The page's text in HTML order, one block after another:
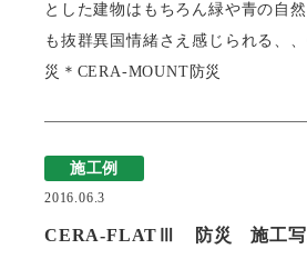
とした建物はもちろん緑や青の自
も抜群異国情緒さえ感じられる、
災＊CERA-MOUNT防災
施工例
2016.06.3
CERA-FLATⅢ 防災 施工写